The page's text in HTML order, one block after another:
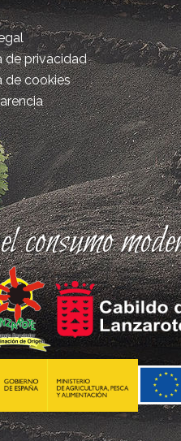
de privacidad
de cookies
consumo